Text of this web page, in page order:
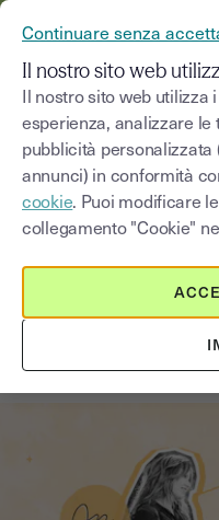
Blog
Seleziona una categoria
Come
suo processo
Continuare senza
Il nostro sito web
Il nostro sito web utilizza
esperienza, analizzare
pubblicità
annunci) in conformità
cookie. Puoi modificare
collegamento "Cookie"